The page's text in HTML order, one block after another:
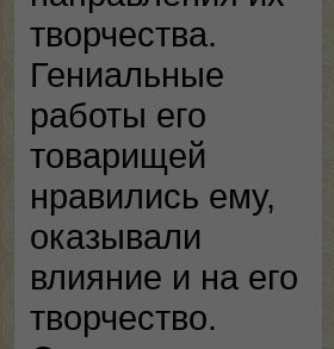
творчества.
Гениальные
работы его
товарищей
нравились ему,
оказывали
влияние и на его
творчество.